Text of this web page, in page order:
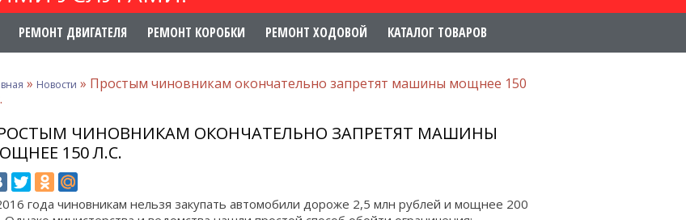
РЕМОНТ ДВИГАТЕЛЯ РЕМОНТ КОРОБКИ РЕМОНТ ХОДОВОЙ КАТАЛОГ ТОВАРОВ
» Новости » Простым чиновникам окончательно запретят машины мощнее 150
ЧИНОВНИКАМ ОКОНЧАТЕЛЬНО ЗАПРЕТЯТ МАШИНЫ
150 Л.С.
года чиновникам нельзя закупать автомобили дороже 2,5 млн рублей и мощнее 200